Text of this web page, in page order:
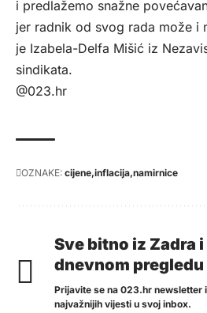
i predlažemo snažne
jer radnik od svog rada može i
je Izabela-Delfa Mišić iz
sindikata.
@023.hr
OZNAKE: cijene inflacija namirnice
Sve bitno iz Zadra
dnevnom pregledu
Prijavite se na 023.hr newsletter
najvažnijih vijesti u svoj inbox.